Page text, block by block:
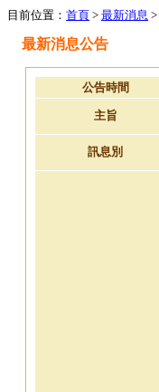
目前位置： 首頁 > 最新消息 >
最新消息公告
公告時間
主旨
訊息別